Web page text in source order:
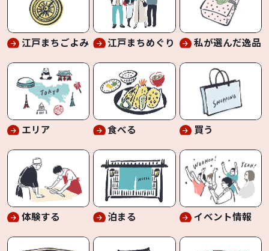
江戸まちごよみ 江戸まちめぐり 私が選んだ逸品
エリア 食べる 買う
体験する 泊まる イベント情報